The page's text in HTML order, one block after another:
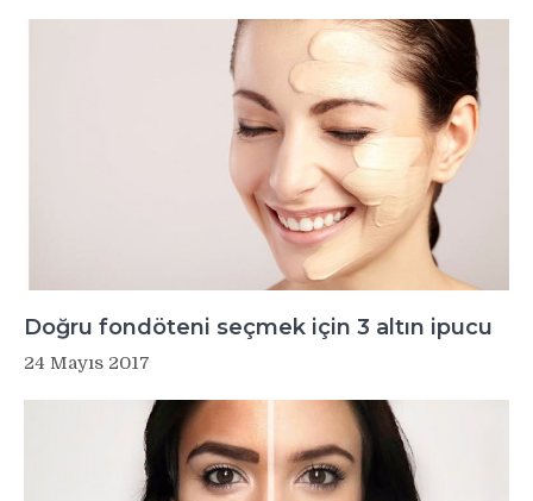
Doğru fondöteni seçmek için 3 altın ipucu
24 Mayıs 2017